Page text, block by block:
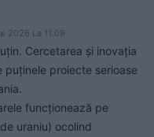
2026 La 11.09
Cercetarea și inovația
puținele proiecte serioase
funcționează pe
uraniu) ocolind